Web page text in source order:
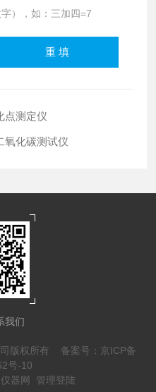
），如：三加四=7
点测定仪
氧化碳测试仪
我们
司版权所有 备案号：京ICP备
号-10
器网 管理登陆